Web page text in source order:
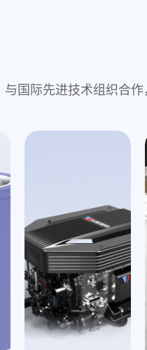
国际先进技术组织合
采用超高比容量复合正
料，配套软包电池，达到
制备的电芯通过针刺、热箱
已实现凝胶态电池的全自
定制化开发
钠